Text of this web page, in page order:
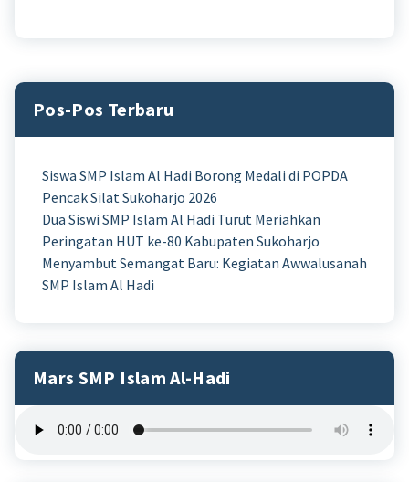
Pos-Pos Terbaru
Siswa SMP Islam Al Hadi Borong Medali di POPDA
Pencak Silat Sukoharjo 2026
Dua Siswi SMP Islam Al Hadi Turut Meriahkan
Peringatan HUT ke-80 Kabupaten Sukoharjo
Menyambut Semangat Baru: Kegiatan Awwalusanah
SMP Islam Al Hadi
Mars SMP Islam Al-Hadi